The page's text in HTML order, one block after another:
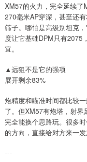
XM57的火力，完全延续了
270毫米AP穿深，甚至还
筛子。哪怕是高级别坦克
度让它基础DPM只有2075
宜。
▲远狙不是它的强项
展开剩余83%
炮精度和瞄准时间都比较
了。但XM57有炮塔，射界
完全能换个思路玩。很多
的方向，直接给对方来一发
---